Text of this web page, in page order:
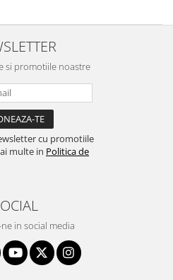
si promotiile noastre
cu promotiile
multe in Politica de
in social media